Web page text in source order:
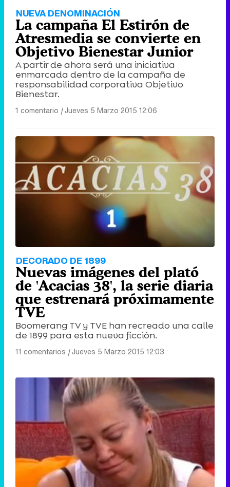
NUEVA DENOMINACIÓN
La campaña El Estirón de
Atresmedia se convierte en
Objetivo Bienestar Junior
A partir de ahora será una iniciativa
enmarcada dentro de la campaña de
responsabilidad corporativa Objetivo
Bienestar.
1 comentario |Jueves 5 Marzo 2015 12:06
DECORADO DE 1899
Nuevas imágenes del plató
de 'Acacias 38', la serie diaria
que estrenará próximamente
TVE
Boomerang TV y TVE han recreado una calle
de 1899 para esta nueva ficción.
11 comentarios |Jueves 5 Marzo 2015 12:03